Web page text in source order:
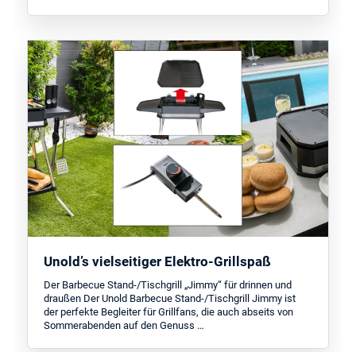
Unold’s vielseitiger Elektro-Grillspaß
Der Barbecue Stand-/Tischgrill „Jimmy“ für drinnen und
draußen Der Unold Barbecue Stand-/Tischgrill Jimmy ist
der perfekte Begleiter für Grillfans, die auch abseits von
Sommerabenden auf den Genuss …